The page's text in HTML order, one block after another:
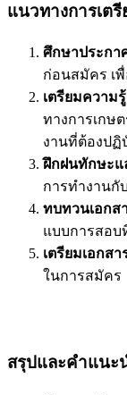
แนวทางการเต
ศึกษาประกา
ก่อนสมัคร เ
เตรียมความ
ทางการเกษ
งานที่ต้องปฏิ
ฝึกฝนทักษะแ
การทำงานกั
ทบทวนเอกส
แบบการสอบ
เตรียมเอกส
ในการสมัคร
สรุปและคำแนะ